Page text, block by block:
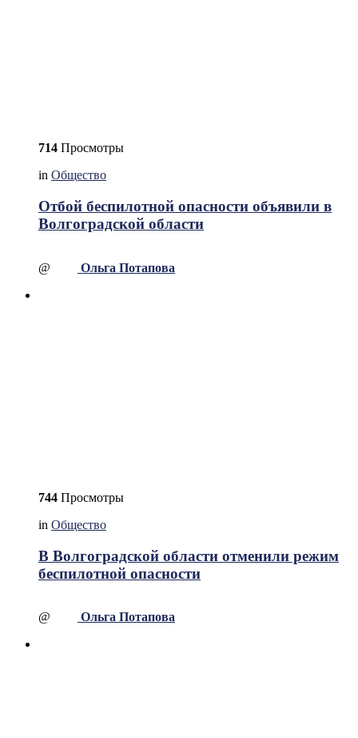
714 Просмотры
in Общество
Отбой беспилотной опасности объявили в
Волгоградской области
@ Ольга Потапова
744 Просмотры
in Общество
В Волгоградской области отменили режим
беспилотной опасности
@ Ольга Потапова